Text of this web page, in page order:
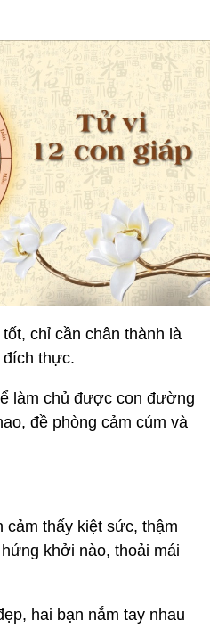
chỉ cần chân thành là
thực.
làm chủ được con đường
đề phòng cảm cúm và
cảm thấy kiệt sức, thậm
khởi nào, thoải mái
hai bạn nắm tay nhau